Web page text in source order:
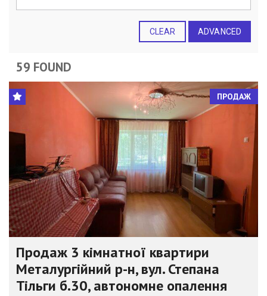
CLEAR ADVANCED
59 FOUND
ПРОДАЖ
Продаж 3 кімнатної квартири
Металургійний р-н, вул. Степана
Тільги б.30, автономне опалення